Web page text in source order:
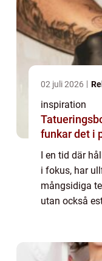
02 juli 2026
inspiration
funkar det i
I en tid där
i fokus, har
mångsidiga
utan också